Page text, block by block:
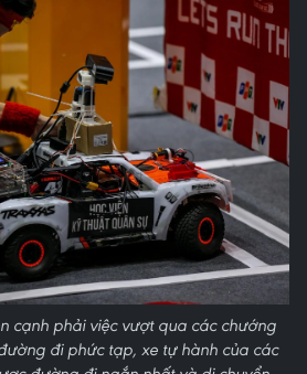
cạnh phải việc vượt qua các chướng
đi phức tạp, xe tự hành của các